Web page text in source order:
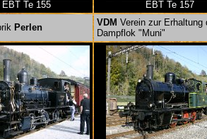
EBT Te 155 EBT Te 157
Perlen VDM Verein zur Erhaltung
Dampflok "Muni"